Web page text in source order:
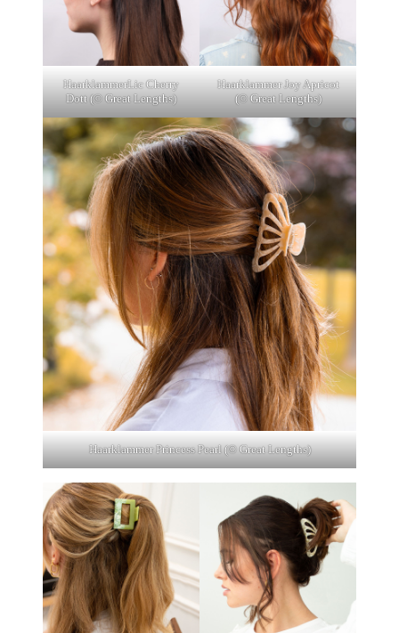
HaarklammerLic Cherry
Dott (© Great Lengths)
Haarklammer Joy Apricot
(© Great Lengths)
Haarklammer Princess Pearl (© Great Lengths)